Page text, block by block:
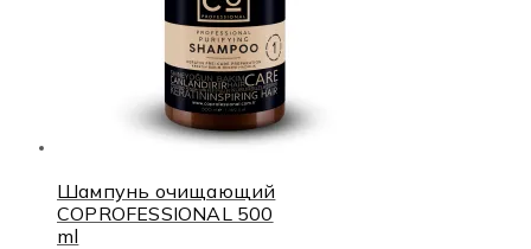
Шампунь очищающий
COPROFESSIONAL 500
ml